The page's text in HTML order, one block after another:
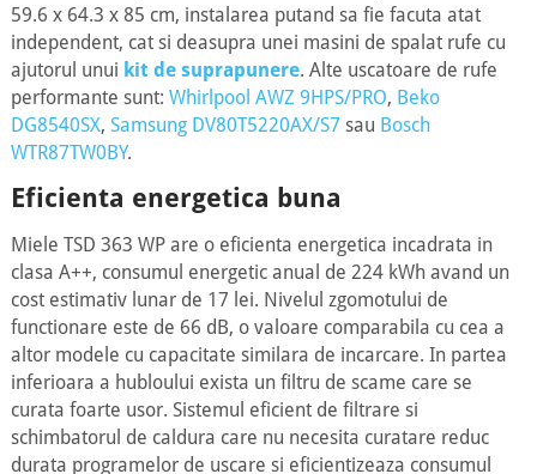
59.6 x 64.3 x 85 cm, instalarea putand sa fie facuta atat
independent, cat si deasupra unei masini de spalat rufe cu
ajutorul unui kit de suprapunere. Alte uscatoare de rufe
performante sunt: Whirlpool AWZ 9HPS/PRO, Beko
DG8540SX, Samsung DV80T5220AX/S7 sau Bosch
WTR87TW0BY.
Eficienta energetica buna
Miele TSD 363 WP are o eficienta energetica incadrata in
clasa A++, consumul energetic anual de 224 kWh avand un
cost estimativ lunar de 17 lei. Nivelul zgomotului de
functionare este de 66 dB, o valoare comparabila cu cea a
altor modele cu capacitate similara de incarcare. In partea
inferioara a hubloului exista un filtru de scame care se
curata foarte usor. Sistemul eficient de filtrare si
schimbatorul de caldura care nu necesita curatare reduc
durata programelor de uscare si eficientizeaza consumul